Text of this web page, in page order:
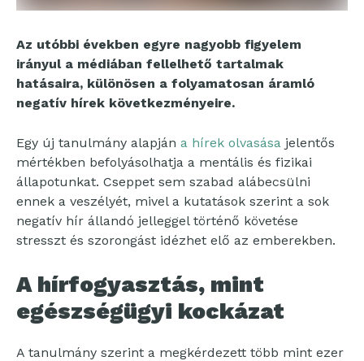
Az utóbbi években egyre nagyobb figyelem
irányul a médiában fellelhető tartalmak
hatásaira, különösen a folyamatosan áramló
negatív hírek következményeire.
Egy új tanulmány alapján a hírek olvasása jelentős
mértékben befolyásolhatja a mentális és fizikai
állapotunkat. Cseppet sem szabad alábecsülni
ennek a veszélyét, mivel a kutatások szerint a sok
negatív hír állandó jelleggel történő követése
stresszt és szorongást idézhet elő az emberekben.
A hírfogyasztás, mint
egészségügyi kockázat
A tanulmány szerint a megkérdezett több mint ezer